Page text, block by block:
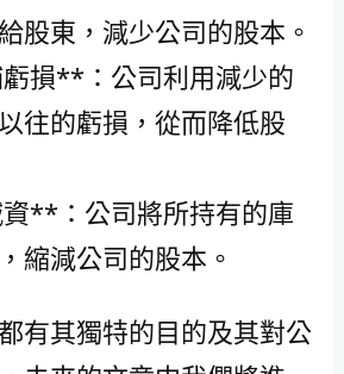
股東，減少公司的股本。
損**：公司利用減少的
往的虧損，從而降低股
**：公司將所持有的庫
縮減公司的股本。
有其獨特的目的及其對公